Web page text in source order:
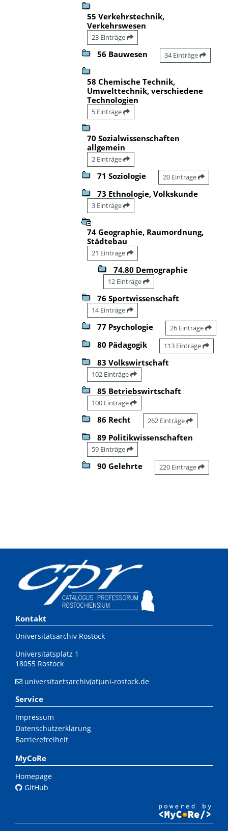
55 Verkehrstechnik,
Verkehrswesen
23 Einträge
56 Bauwesen 34 Einträge
58 Chemische Technik,
Umwelttechnik, verschiedene
Technologien
5 Einträge
70 Sozialwissenschaften
allgemein
2 Einträge
71 Soziologie 20 Einträge
73 Ethnologie, Volkskunde
3 Einträge
74 Geographie, Raumordnung,
Städtebau
21 Einträge
74.80 Demographie
12 Einträge
76 Sportwissenschaft
14 Einträge
77 Psychologie 26 Einträge
80 Pädagogik 113 Einträge
83 Volkswirtschaft
102 Einträge
85 Betriebswirtschaft
100 Einträge
86 Recht 262 Einträge
89 Politikwissenschaften
59 Einträge
90 Gelehrte 220 Einträge
Kontakt
Universitätsarchiv Rostock
Universitätsplatz 1
18055 Rostock
universitaetsarchiv(at)uni-rostock.de
Service
Impressum
Datenschutzerklärung
Barrierefreiheit
MyCoRe
Homepage
GitHub